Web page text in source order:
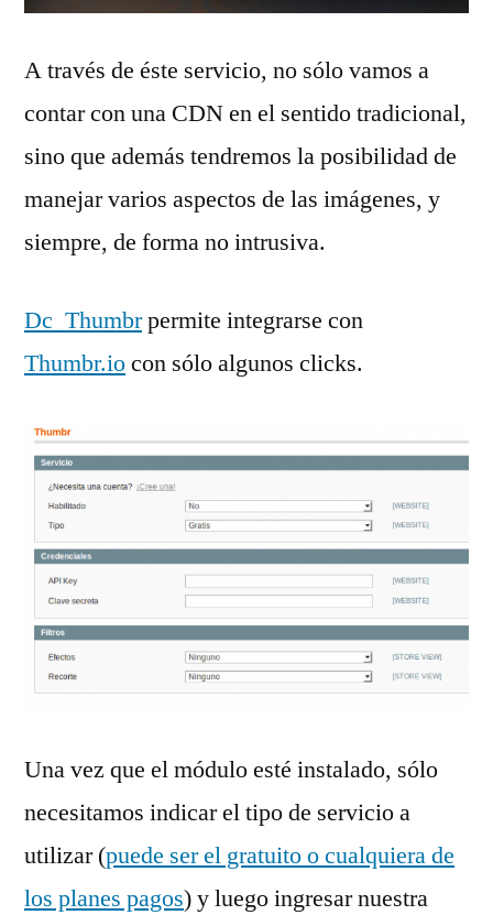
A través de éste servicio, no sólo vamos a
contar con una CDN en el sentido tradicional,
sino que además tendremos la posibilidad de
manejar varios aspectos de las imágenes, y
siempre, de forma no intrusiva.
Dc_Thumbrpermite integrarse con
Thumbr.iocon sólo algunos clicks.
Una vez que el módulo esté instalado, sólo
necesitamos indicar el tipo de servicio a
utilizar (puede ser el gratuito o cualquiera de
los planes pagos) y luego ingresar nuestra